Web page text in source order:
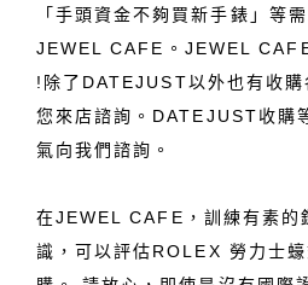
「手頭資金不夠買新手錶」等
JEWEL CAFE。JEWEL
!除了DATEJUST以外也有收購
您來店諮詢。DATEJUST收購
氣向我們諮詢。
在JEWEL CAFE，訓練有素的
識，可以評估ROLEX 勞力士